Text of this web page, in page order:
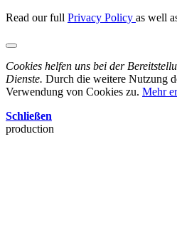
Read our full Privacy Policy as well
Cookies helfen uns bei der
Dienste. Durch die weitere Nutzung
Verwendung von Cookies zu. Mehr
Schließen
production